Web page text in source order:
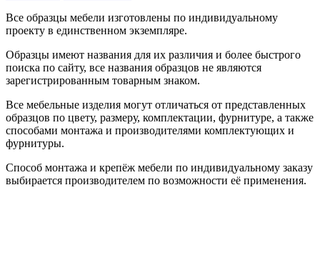
Все образцы мебели изготовлены по индивидуальному
проекту в единственном экземпляре.
Образцы имеют названия для их различия и более быстрого
поиска по сайту, все названия образцов не являются
зарегистрированным товарным знаком.
Все мебельные изделия могут отличаться от представленных
образцов по цвету, размеру, комплектации, фурнитуре, а также
способами монтажа и производителями комплектующих и
фурнитуры.
Способ монтажа и крепёж мебели по индивидуальному заказу
выбирается производителем по возможности её применения.